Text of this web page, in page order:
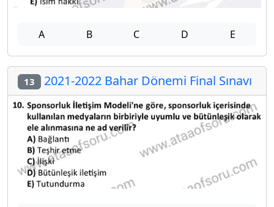
A B C D E
13 2021-2022 Bahar Dönemi Final Sınavı